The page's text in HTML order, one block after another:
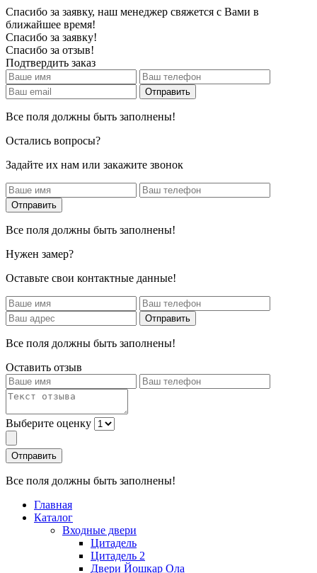
Спасибо за заявку, наш менеджер свяжется с Вами в
ближайшее время!
Спасибо за заявку!
Спасибо за отзыв!
Подтвердить заказ
Все поля должны быть заполнены!
Остались вопросы?
Задайте их нам или закажите звонок
Все поля должны быть заполнены!
Нужен замер?
Оставьте свои контактные данные!
Все поля должны быть заполнены!
Оставить отзыв
Выберите оценку
Все поля должны быть заполнены!
Главная
Каталог
Входные двери
Цитадель
Цитадель 2
Двери Йошкар Ола